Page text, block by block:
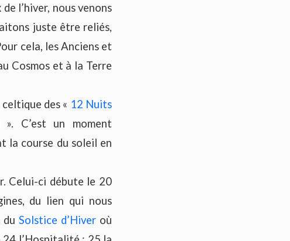
l’hiver, nous venons
juste être reliés,
cela, les Anciens et
Cosmos et à la Terre
des « 12 Nuits
C’est un moment
la course du soleil en
Celui-ci débute le 20
du lien qui nous
duSolstice d’Hiver où